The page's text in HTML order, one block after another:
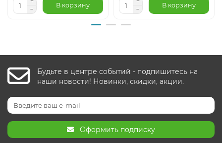
В корзину В корзину
Будьте в центре событий - подпишитесь на
наши новости! Новинки, скидки, акции.
Оформить подписку